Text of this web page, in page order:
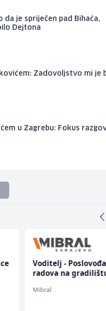
da je spriječen pad Bihaća,
Dejtona
Zadovoljstvo mi je
u Zagrebu: Fokus
Voditelj - Poslovođa
radova na
Mibral